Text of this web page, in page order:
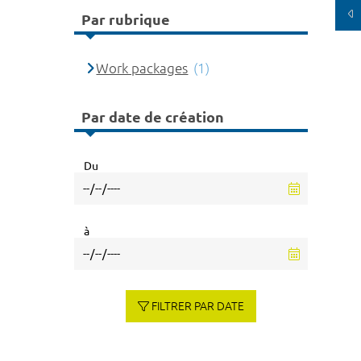
Par rubrique
Work packages (1)
Par date de création
Du
à
FILTRER PAR DATE